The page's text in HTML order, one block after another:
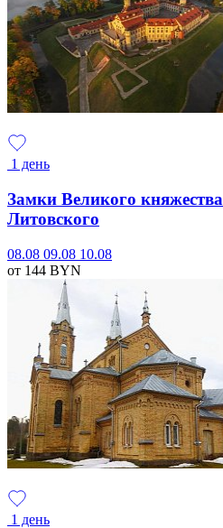
1 день
Замки Великого княжества
Литовского
08.08 09.08 10.08
от 144 BYN
1 день